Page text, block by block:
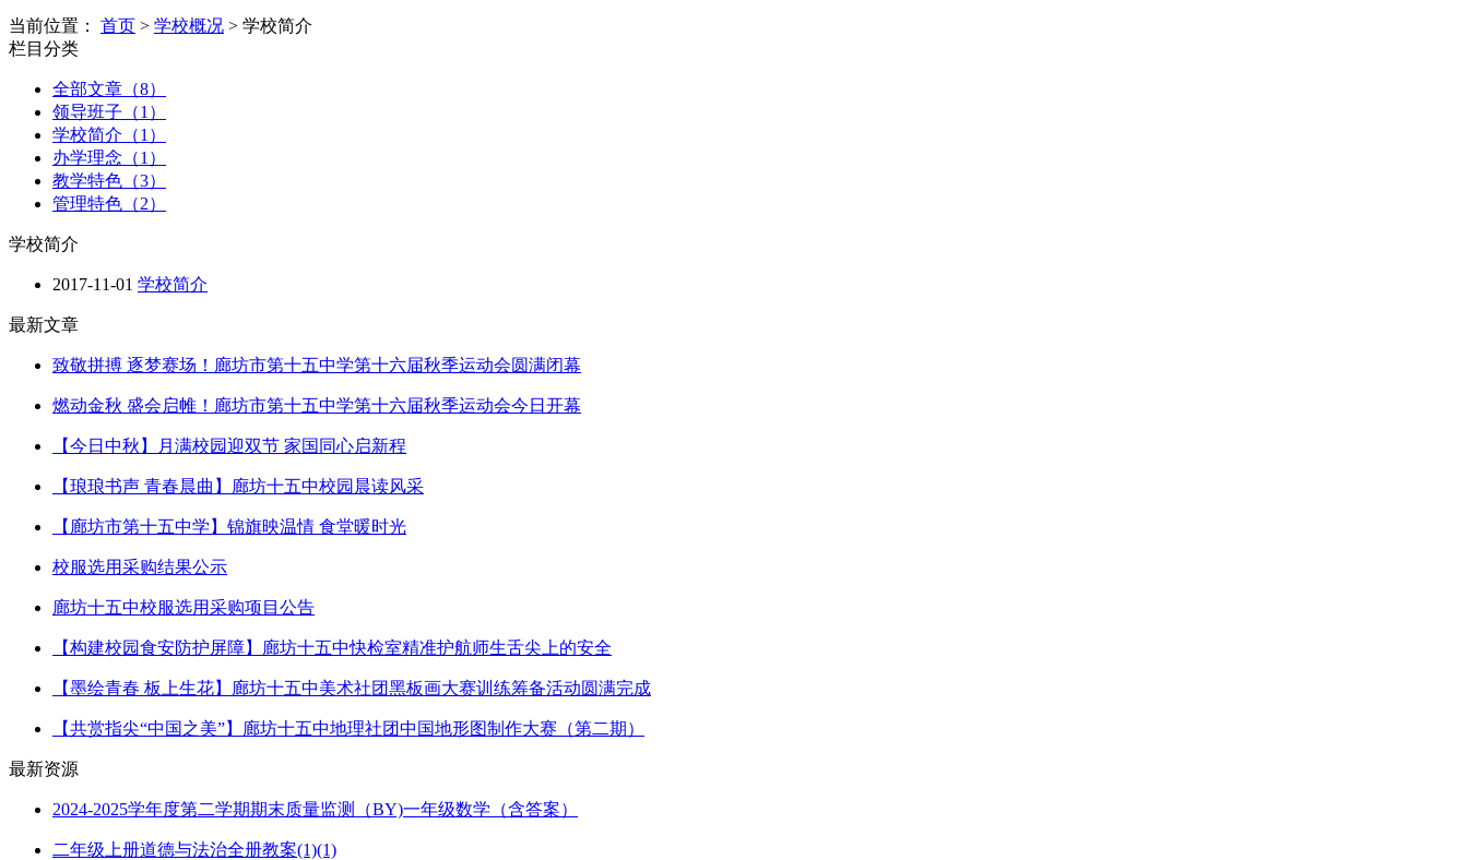
当前位置： 首页 > 学校概况 > 学校简介
栏目分类
全部文章（8）
领导班子（1）
学校简介（1）
办学理念（1）
教学特色（3）
管理特色（2）
学校简介
2017-11-01 学校简介
最新文章
致敬拼搏 逐梦赛场！廊坊市第十五中学第十六届秋季运动会圆满闭幕
燃动金秋 盛会启帷！廊坊市第十五中学第十六届秋季运动会今日开幕
【今日中秋】月满校园迎双节 家国同心启新程
【琅琅书声 青春晨曲】廊坊十五中校园晨读风采
【廊坊市第十五中学】锦旗映温情 食堂暖时光
校服选用采购结果公示
廊坊十五中校服选用采购项目公告
【构建校园食安防护屏障】廊坊十五中快检室精准护航师生舌尖上的安全
【墨绘青春 板上生花】廊坊十五中美术社团黑板画大赛训练筹备活动圆满完成
【共赏指尖“中国之美”】廊坊十五中地理社团中国地形图制作大赛（第二期）
最新资源
2024-2025学年度第二学期期末质量监测（BY)一年级数学（含答案）
二年级上册道德与法治全册教案(1)(1)